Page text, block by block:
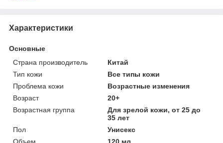
Характеристики
Основные
Страна производитель
Китай
Тип кожи
Все типы кожи
Проблема кожи
Возрастные изменения
Возраст
20+
Возрастная группа
Для зрелой кожи, от 25 до
35 лет
Пол
Унисекс
Объем
120 мл